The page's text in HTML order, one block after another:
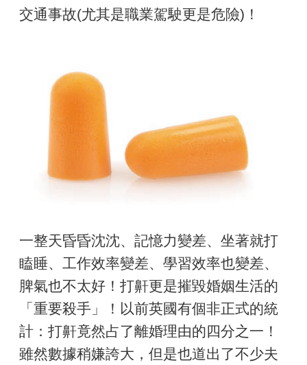
交通事故(尤其是職業駕駛更是危險)！
一整天昏昏沈沈、記憶力變差、坐著就打
瞌睡、工作效率變差、學習效率也變差、
脾氣也不太好！打鼾更是摧毀婚姻生活的
「重要殺手」！以前英國有個非正式的統
計：打鼾竟然占了離婚理由的四分之一！
雖然數據稍嫌誇大，但是也道出了不少夫